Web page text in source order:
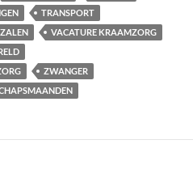
TRANSPORT
VACATURE KRAAMZORG
ZWANGER